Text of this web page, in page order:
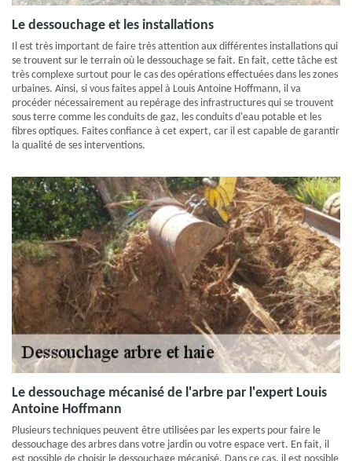
Le dessouchage et les installations
Il est très important de faire très attention aux différentes installations qui
se trouvent sur le terrain où le dessouchage se fait. En fait, cette tâche est
très complexe surtout pour le cas des opérations effectuées dans les zones
urbaines. Ainsi, si vous faites appel à Louis Antoine Hoffmann, il va
procéder nécessairement au repérage des infrastructures qui se trouvent
sous terre comme les conduits de gaz, les conduits d'eau potable et les
fibres optiques. Faites confiance à cet expert, car il est capable de garantir
la qualité de ses interventions.
Le dessouchage mécanisé de l'arbre par l'expert Louis
Antoine Hoffmann
Plusieurs techniques peuvent être utilisées par les experts pour faire le
dessouchage des arbres dans votre jardin ou votre espace vert. En fait, il